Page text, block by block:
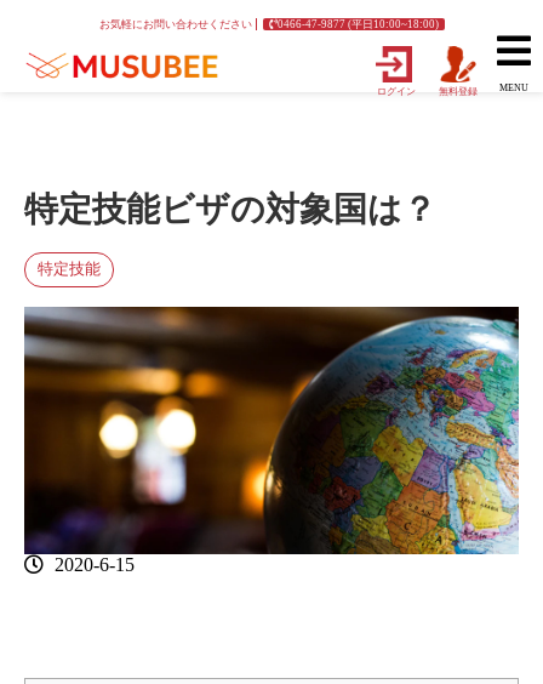
お気軽にお問い合わせください 0466-47-9877 (平日10:00~18:00)
ログイン 無料登録 MENU
特定技能ビザの対象国は？
特定技能
2020-6-15